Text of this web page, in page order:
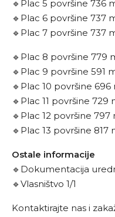
🔹Plac 5 površine 736
🔹Plac 6 površine 737
🔹Plac 7 površine 737
🔹Plac 8 površine 779
🔹Plac 9 površine 591
🔹Plac 10 površine 696
🔹Plac 11 površine 729
🔹Plac 12 površine 797
🔹Plac 13 površine 817
Ostale informacije
🔹Dokumentacija
🔹️Vlasništvo 1/1
Kontaktirajte nas i